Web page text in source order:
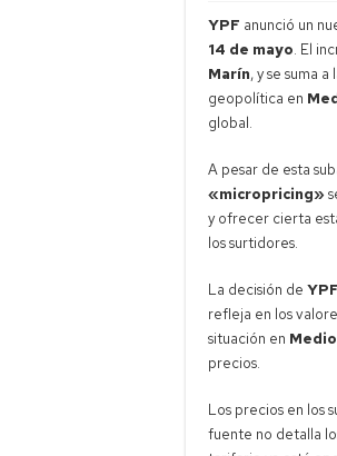
YPF anunció un
14 de mayo. El
Marín, y se suma
geopolítica en
global.
A pesar de esta
«micropricing»
y ofrecer cierta
los surtidores.
La decisión de YPF
refleja en los
situación en
precios.
Los precios en los
fuente no detalla